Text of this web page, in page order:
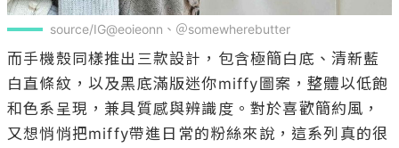
source/IG@eoieonn、＠somewherebutter
而手機殼同樣推出三款設計，包含極簡白底、清新藍
白直條紋，以及黑底滿版迷你miffy圖案，整體以低飽
和色系呈現，兼具質感與辨識度。對於喜歡簡約風，
又想悄悄把miffy帶進日常的粉絲來說，這系列真的很